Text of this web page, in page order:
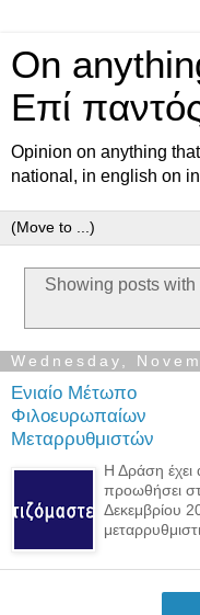
On
Επί
Opinion on anything
national, in english on
Showing posts with
Wednesday,
Ενιαίο Μέτωπο
Φιλοευρωπαίων
Μεταρρυθμιστών
Η Δράση έχει
προωθήσει
Δεκεμβρίου